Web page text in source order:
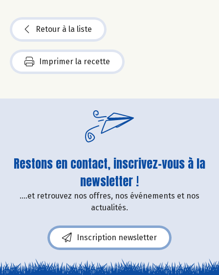
Retour à la liste
Imprimer la recette
Restons en contact, inscrivez-vous à la
newsletter !
....et retrouvez nos offres, nos événements et nos
actualités.
Inscription newsletter